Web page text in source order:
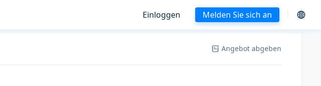
Einloggen Melden Sie sich an
Angebot abgeben